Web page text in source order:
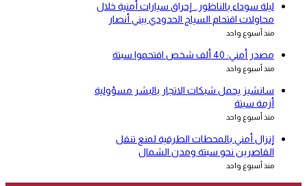
ليلة سوداء بالناظور.. إحراق سيارات أمنية خلال
محاولات اقتحام السياج الحدودي ببني أنصار
منذ أسبوع واحد
مصدر أمني: 40 ألف شخص اقتحموا سبتة
منذ أسبوع واحد
سانشيز يحمل شبكات الاتجار بالبشر مسؤولية
أزمة سبتة
منذ أسبوع واحد
إنزال أمني بالمحطات الطرقية لمنع تنقل
القاصرين نحو سبتة ومدن الشمال
منذ أسبوع واحد